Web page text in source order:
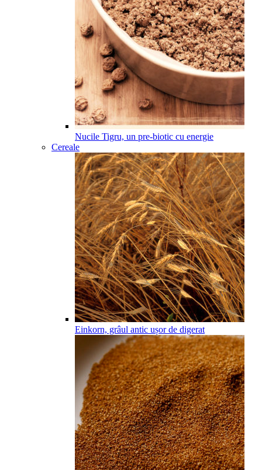
Nucile Tigru, un pre-biotic cu energie
Cereale
Einkorn, grâul antic ușor de digerat